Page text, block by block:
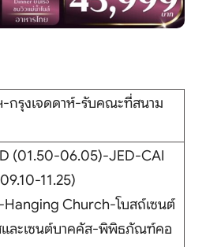
-กรุงเจดดาห์-รับคณะที่สนาม
(01.50-06.05)-JED-CAI
11.25)
-Hanging Church-โบสถ์เซนต์
และเซนต์บาคคัส-พิพิธภัณฑ์คอ